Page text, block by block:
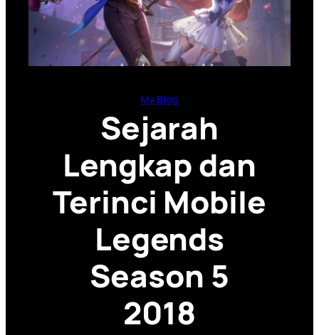
My Blog
Sejarah
Lengkap dan
Terinci Mobile
Legends
Season 5
2018